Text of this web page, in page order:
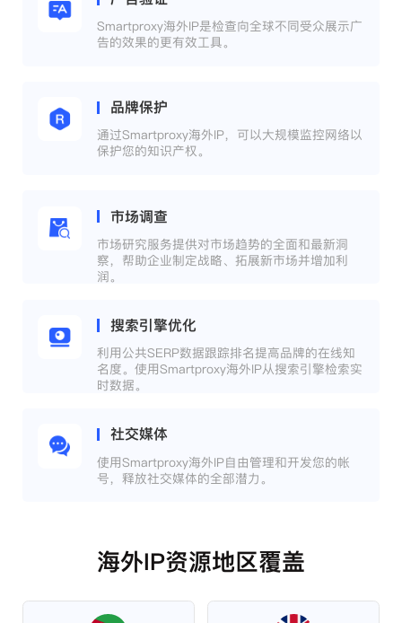
Smartproxy海外IP是检查向全球不同受众展示广
告的效果的更有效工具。
品牌保护
通过Smartproxy海外IP，可以大规模监控网络以
保护您的知识产权。
市场调查
市场研究服务提供对市场趋势的全面和最新洞
察，帮助企业制定战略、拓展新市场并增加利
润。
搜索引擎优化
利用公共SERP数据跟踪排名提高品牌的在线知
名度。使用Smartproxy海外IP从搜索引擎检索实
时数据。
社交媒体
使用Smartproxy海外IP自由管理和开发您的帐
号，释放社交媒体的全部潜力。
海外IP资源地区覆盖